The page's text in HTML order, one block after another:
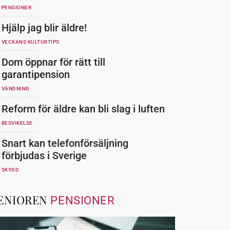
PENSIONER
Hjälp jag blir äldre!
VECKANS KULTURTIPS
Dom öppnar för rätt till
garantipension
VÄNDNING
Reform för äldre kan bli slag i luften
BESVIKELSE
Snart kan telefonförsäljning
förbjudas i Sverige
SKYDD
PENSIONER